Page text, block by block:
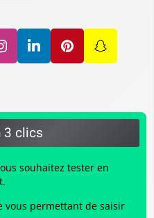
3 clics
souhaitez tester en
vous permettant de saisir